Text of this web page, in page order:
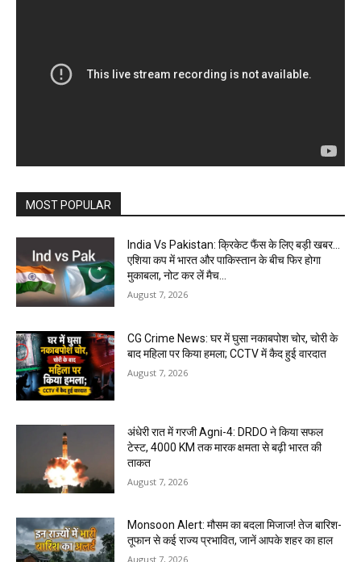
MOST POPULAR
India Vs Pakistan: क्रिकेट फैंस के लिए बड़ी खबर…
एशिया कप में भारत और पाकिस्तान के बीच फिर होगा
मुकाबला, नोट कर लें मैच...
August 7, 2026
CG Crime News: घर में घुसा नकाबपोश चोर, चोरी के
बाद महिला पर किया हमला; CCTV में कैद हुई वारदात
August 7, 2026
अंधेरी रात में गरजी Agni-4: DRDO ने किया सफल
टेस्ट, 4000 KM तक मारक क्षमता से बढ़ी भारत की
ताकत
August 7, 2026
Monsoon Alert: मौसम का बदला मिजाज! तेज बारिश-
तूफान से कई राज्य प्रभावित, जानें आपके शहर का हाल
August 7, 2026